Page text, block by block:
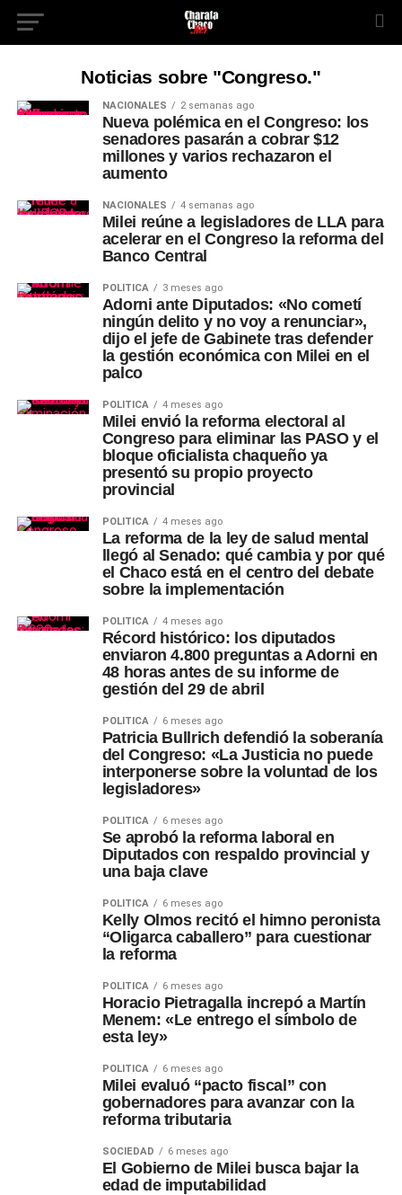
Noticias sobre "Congreso."
NACIONALES 2 semanas ago
Nueva polémica en el Congreso: los
senadores pasarán a cobrar $12
millones y varios rechazaron el
aumento
NACIONALES 4 semanas ago
Milei reúne a legisladores de LLA para
acelerar en el Congreso la reforma del
Banco Central
POLÍTICA 3 meses ago
Adorni ante Diputados: «No cometí
ningún delito y no voy a renunciar»,
dijo el jefe de Gabinete tras defender
la gestión económica con Milei en el
palco
POLÍTICA 4 meses ago
Milei envió la reforma electoral al
Congreso para eliminar las PASO y el
bloque oficialista chaqueño ya
presentó su propio proyecto
provincial
POLÍTICA 4 meses ago
La reforma de la ley de salud mental
llegó al Senado: qué cambia y por qué
el Chaco está en el centro del debate
sobre la implementación
POLÍTICA 4 meses ago
Récord histórico: los diputados
enviaron 4.800 preguntas a Adorni en
48 horas antes de su informe de
gestión del 29 de abril
POLÍTICA 6 meses ago
Patricia Bullrich defendió la soberanía
del Congreso: «La Justicia no puede
interponerse sobre la voluntad de los
legisladores»
POLÍTICA 6 meses ago
Se aprobó la reforma laboral en
Diputados con respaldo provincial y
una baja clave
POLÍTICA 6 meses ago
Kelly Olmos recitó el himno peronista
“Oligarca caballero” para cuestionar
la reforma
POLÍTICA 6 meses ago
Horacio Pietragalla increpó a Martín
Menem: «Le entrego el símbolo de
esta ley»
POLÍTICA 6 meses ago
Milei evaluó “pacto fiscal” con
gobernadores para avanzar con la
reforma tributaria
SOCIEDAD 6 meses ago
El Gobierno de Milei busca bajar la
edad de imputabilidad